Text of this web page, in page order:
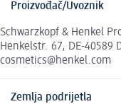
Proizvođač/Uvoznik
Schwarzkopf & Henkel
Henkelstr. 67, DE-40589
cosmetics@henkel.com
Zemlja podrijetla